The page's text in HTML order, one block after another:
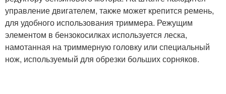
управление двигателем, также может крепится ремень,
для удобного использования триммера. Режущим
элементом в бензокосилках используется леска,
намотанная на триммерную головку или специальный
нож, используемый для обрезки больших сорняков.